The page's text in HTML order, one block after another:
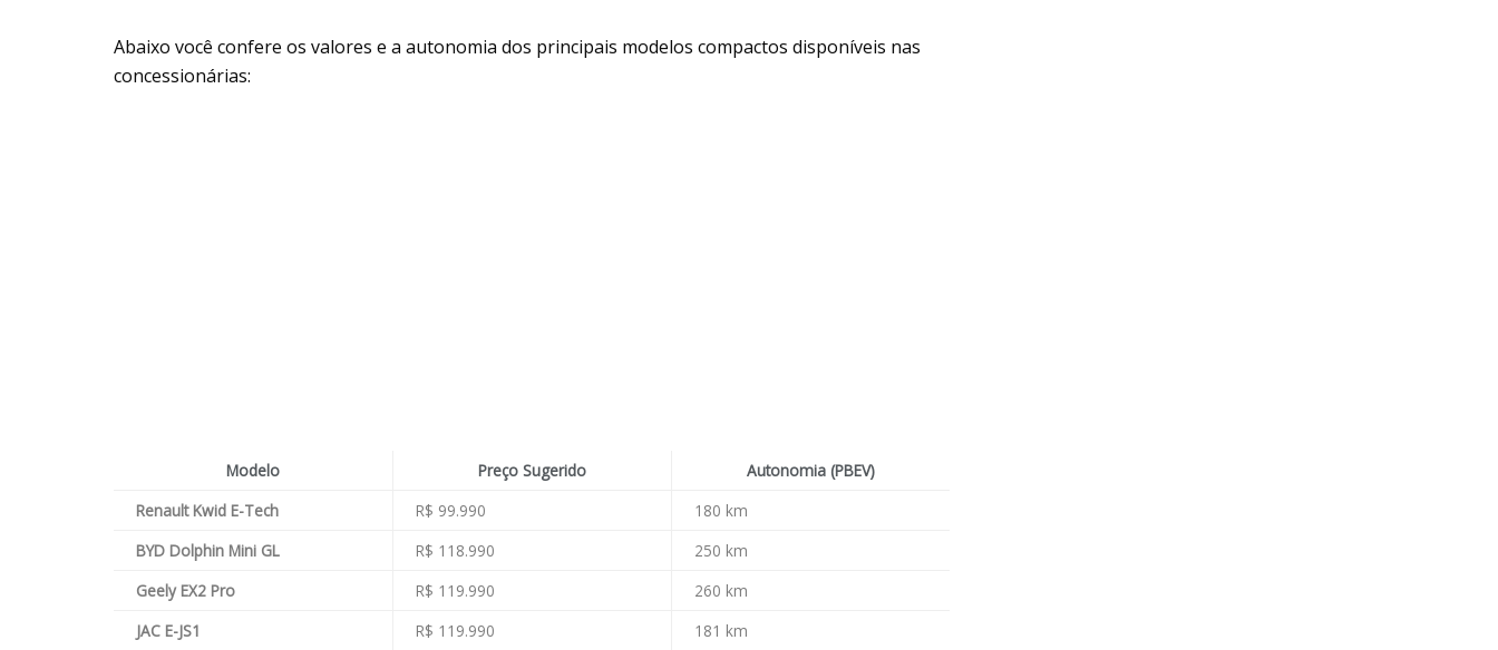
Abaixo você confere os valores e a autonomia dos principais modelos compactos disponíveis nas
concessionárias:
Modelo Preço Sugerido
Autonomia (PBEV)
Renault Kwid E-Tech
R$ 99.990
180 km
BYD Dolphin Mini GL
R$ 118.990
250 km
Geely EX2 Pro
R$ 119.990
260 km
JAC E-JS1
R$ 119.990 181 km